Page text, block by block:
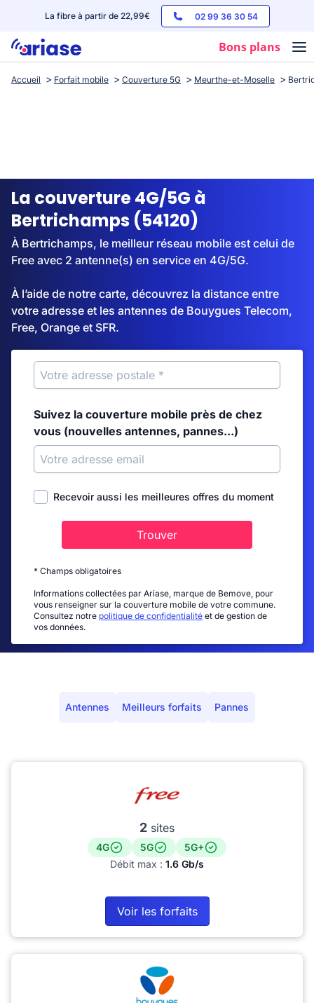
La fibre à partir de 22,99€ 02 99 36 30 54
Bons plans
Box internet
Streaming
Accueil Forfait mobile Couverture 5G Meurthe-et-Moselle
La couverture 4G/5G à
Bertrichamps (54120)
À Bertrichamps, le meilleur réseau mobile est celui de
Free avec 2 antenne(s) en service en 4G/5G.
À l’aide de notre carte, découvrez la distance entre
votre adresse et les antennes de Bouygues Telecom,
Free, Orange et SFR.
Suivez la couverture mobile près de chez
vous (nouvelles antennes, pannes...)
Recevoir aussi les meilleures offres du moment
Trouver
* Champs obligatoires
Informations collectées par Ariase, marque de Bemove, pour
vous renseigner sur la couverture mobile de votre commune.
Consultez notre politique de confidentialité et de gestion de
vos données.
Antennes Meilleurs forfaits Pannes
2 sites
4G 5G
5G+
Débit max : 1.6 Gb/s
Voir les forfaits